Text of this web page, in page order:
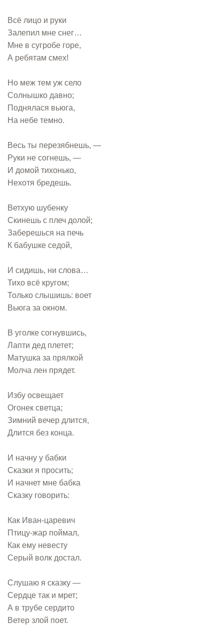
Всё лицо и руки
Залепил мне снег…
Мне в сугробе горе,
А ребятам смех!
Но меж тем уж село
Солнышко давно;
Поднялася вьюга,
На небе темно.
Весь ты перезябнешь, —
Руки не согнешь, —
И домой тихонько,
Нехотя бредешь.
Ветхую шубенку
Скинешь с плеч долой;
Заберешься на печь
К бабушке седой,
И сидишь, ни слова…
Тихо всё кругом;
Только слышишь: воет
Вьюга за окном.
В уголке согнувшись,
Лапти дед плетет;
Матушка за прялкой
Молча лен прядет.
Избу освещает
Огонек светца;
Зимний вечер длится,
Длится без конца.
И начну у бабки
Сказки я просить;
И начнет мне бабка
Сказку говорить:
Как Иван-царевич
Птицу-жар поймал,
Как ему невесту
Серый волк достал.
Слушаю я сказку —
Сердце так и мрет;
А в трубе сердито
Ветер злой поет.